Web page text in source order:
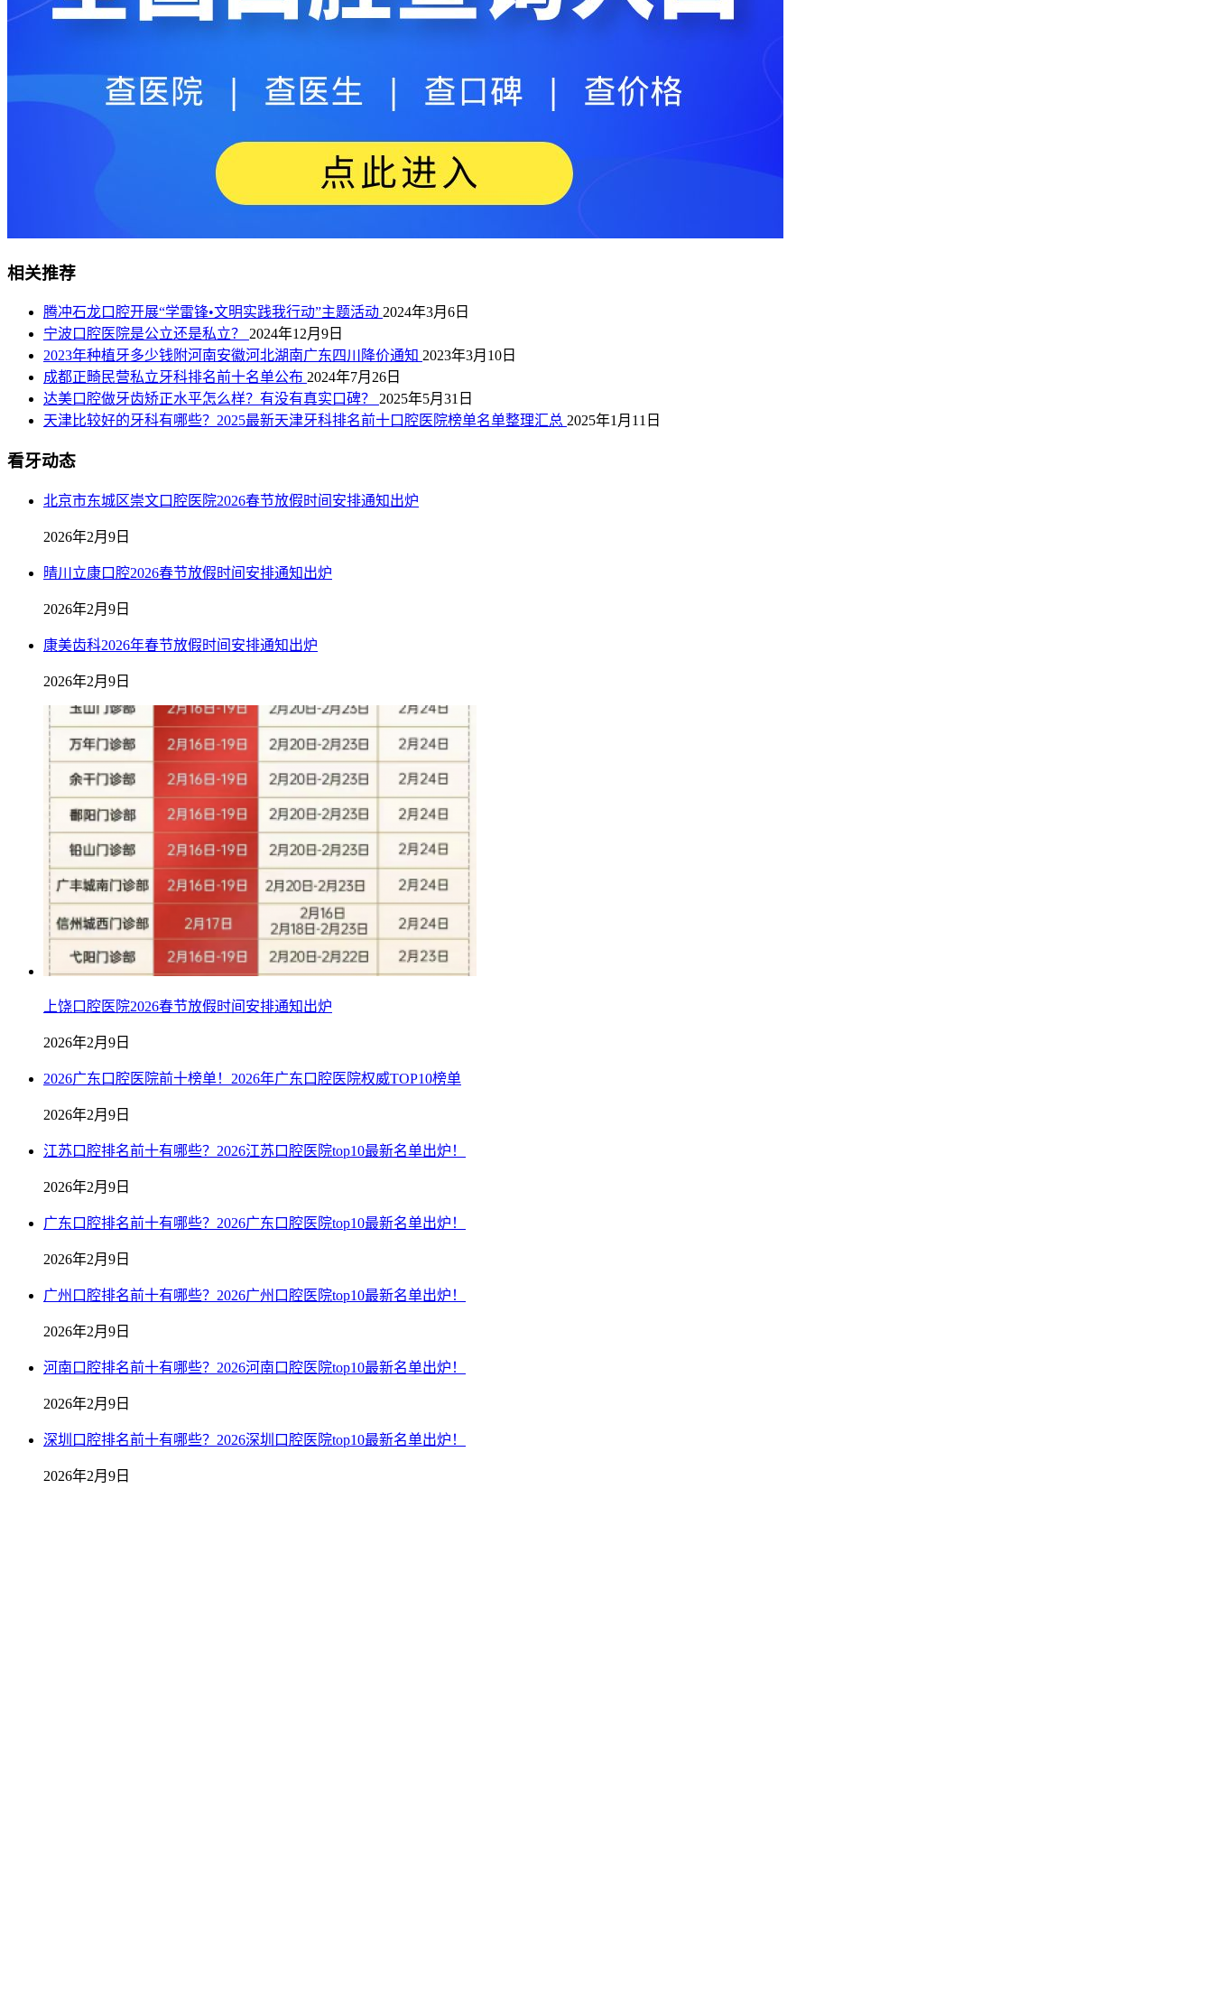
相关推荐
腾冲石龙口腔开展“学雷锋•文明实践我行动”主题活动 2024年3月6日
宁波口腔医院是公立还是私立？ 2024年12月9日
2023年种植牙多少钱附河南安徽河北湖南广东四川降价通知 2023年3月10日
成都正畸民营私立牙科排名前十名单公布 2024年7月26日
达美口腔做牙齿矫正水平怎么样？有没有真实口碑？ 2025年5月31日
天津比较好的牙科有哪些？2025最新天津牙科排名前十口腔医院榜单名单整理汇总 2025年1月11日
看牙动态
北京市东城区崇文口腔医院2026春节放假时间安排通知出炉
2026年2月9日
晴川立康口腔2026春节放假时间安排通知出炉
2026年2月9日
康美齿科2026年春节放假时间安排通知出炉
2026年2月9日
上饶口腔医院2026春节放假时间安排通知出炉
2026年2月9日
2026广东口腔医院前十榜单！2026年广东口腔医院权威TOP10榜单
2026年2月9日
江苏口腔排名前十有哪些？2026江苏口腔医院top10最新名单出炉！
2026年2月9日
广东口腔排名前十有哪些？2026广东口腔医院top10最新名单出炉！
2026年2月9日
广州口腔排名前十有哪些？2026广州口腔医院top10最新名单出炉！
2026年2月9日
河南口腔排名前十有哪些？2026河南口腔医院top10最新名单出炉！
2026年2月9日
深圳口腔排名前十有哪些？2026深圳口腔医院top10最新名单出炉！
2026年2月9日